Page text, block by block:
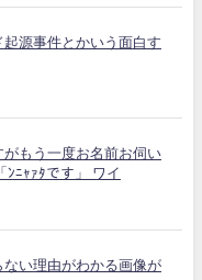
源事件とかいう面白す
がもう一度お名前お伺い
ﾆｬｧﾀです」 ワイ
ない理由がわかる画像が